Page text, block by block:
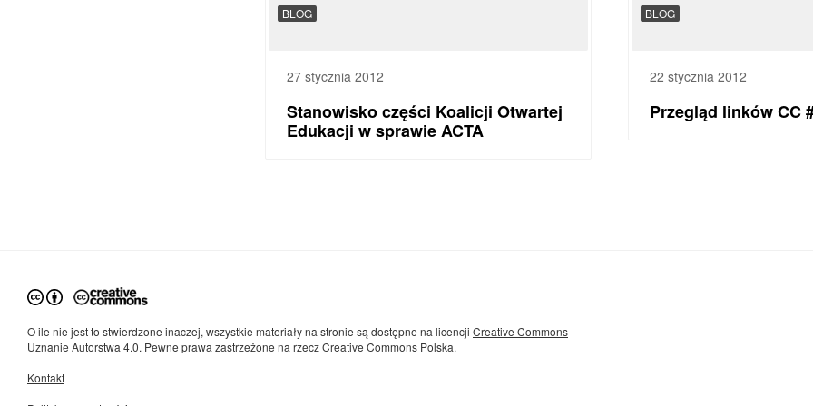
BLOG
27 stycznia 2012
Stanowisko części Koalicji Otwartej
Edukacji w sprawie ACTA
BLOG
22 stycznia 2012
Przegląd linków CC
O ile nie jest to stwierdzone inaczej, wszystkie materiały na stronie są dostępne na licencji Creative Commons
Uznanie Autorstwa 4.0. Pewne prawa zastrzeżone na rzecz Creative Commons Polska.
Kontakt